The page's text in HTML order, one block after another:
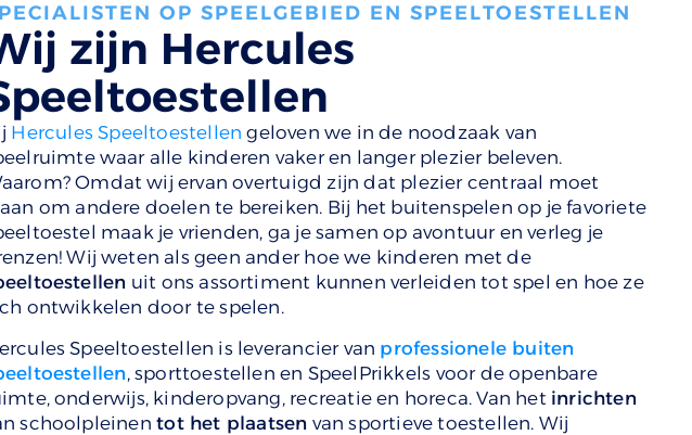
OP SPEELGEBIED EN SPEELTOESTELLEN
zijn Hercules
Hercules Speeltoestellen geloven we in de noodzaak van
waar alle kinderen vaker en langer plezier beleven.
Omdat wij ervan overtuigd zijn dat plezier centraal moet
om andere doelen te bereiken. Bij het buitenspelen op je favoriete
maak je vrienden, ga je samen op avontuur en verleg je
Wij weten als geen ander hoe we kinderen met de
uit ons assortiment kunnen verleiden tot spel en hoe ze
ontwikkelen door te spelen.
Speeltoestellen is leverancier van professionele buiten
, sporttoestellen en SpeelPrikkels voor de openbare
onderwijs, kinderopvang, recreatie en horeca. Van het inrichten
schoolpleinentot het plaatsen van sportieve toestellen. Wij